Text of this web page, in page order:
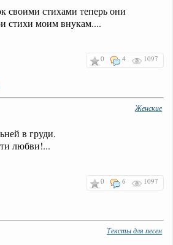
своими стихами теперь они
стихи моим внукам....
0 4 1097
Женские
в груди.
любви!...
0 6 1097
Тексты для песен